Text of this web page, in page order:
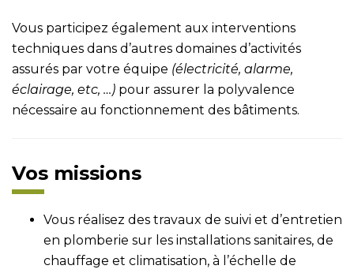
Vous participez également aux interventions
techniques dans d’autres domaines d’activités
assurés par votre équipe (électricité, alarme,
éclairage, etc, …) pour assurer la polyvalence
nécessaire au fonctionnement des bâtiments.
Vos missions
Vous réalisez des travaux de suivi et d’entretien
en plomberie sur les installations sanitaires, de
chauffage et climatisation, à l’échelle de